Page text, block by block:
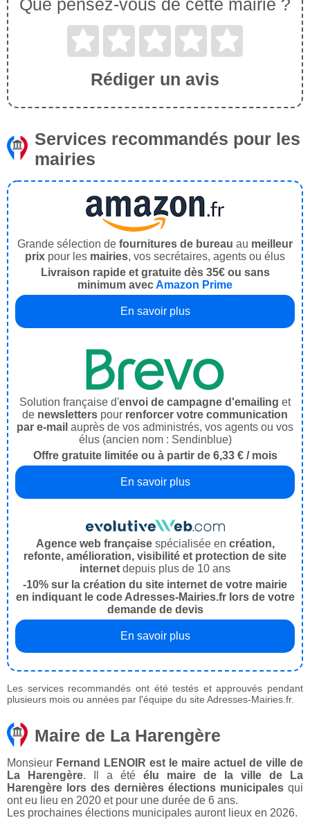
Que pensez-vous de cette mairie ?
Rédiger un avis
Services recommandés pour les
mairies
Grande sélection de fournitures de bureau au meilleur
prix pour les mairies, vos secrétaires, agents ou élus
Livraison rapide et gratuite dès 35€ ou sans
minimum avecAmazon Prime
En savoir plus
Solution française d'envoi de campagne d'emailing et
de newsletters pour renforcer votre communication
par e-mail auprès de vos administrés, vos agents ou vos
élus (ancien nom : Sendinblue)
Offre gratuite limitée ou à partir de 6,33 € / mois
En savoir plus
Agence web françaisespécialisée en création,
refonte, amélioration, visibilité et protection de site
internet depuis plus de 10 ans
-10% sur la création du site internet de votre mairie
en indiquant le code Adresses-Mairies.fr lors de votre
demande de devis
En savoir plus
Les services recommandés ont été testés et approuvés pendant
plusieurs mois ou années par l'équipe du site Adresses-Mairies.fr.
Maire de La Harengère
Monsieur Fernand LENOIR est le maire actuel de ville de
La Harengère. Il a été élu maire de la ville de La
Harengère lors des dernières élections municipales qui
ont eu lieu en 2020 et pour une durée de 6 ans.
Les prochaines élections municipales auront lieux en 2026.